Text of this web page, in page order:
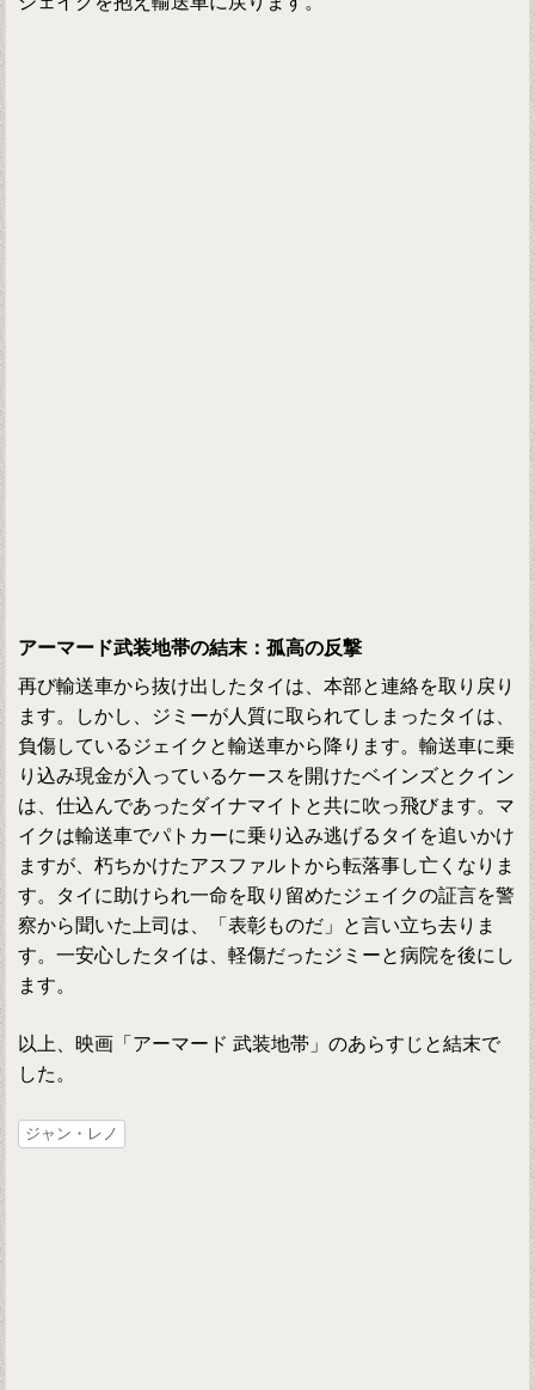
アーマード武装地帯の結末：孤高の反撃
再び輸送車から抜け出したタイは、本部と連絡を取り戻り
ます。しかし、ジミーが人質に取られてしまったタイは、
負傷しているジェイクと輸送車から降ります。輸送車に乗
り込み現金が入っているケースを開けたベインズとクイン
は、仕込んであったダイナマイトと共に吹っ飛びます。マ
イクは輸送車でパトカーに乗り込み逃げるタイを追いかけ
ますが、朽ちかけたアスファルトから転落事し亡くなりま
す。タイに助けられ一命を取り留めたジェイクの証言を警
察から聞いた上司は、「表彰ものだ」と言い立ち去りま
す。一安心したタイは、軽傷だったジミーと病院を後にし
ます。
以上、映画「アーマード 武装地帯」のあらすじと結末で
した。
ジャン・レノ